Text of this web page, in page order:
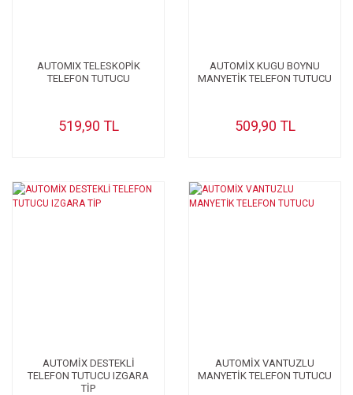
AUTOMIX TELESKOPİK
TELEFON TUTUCU
519,90 TL
AUTOMİX KUGU BOYNU
MANYETİK TELEFON TUTUCU
509,90 TL
AUTOMİX DESTEKLİ
TELEFON TUTUCU IZGARA
TİP
AUTOMİX VANTUZLU
MANYETİK TELEFON TUTUCU